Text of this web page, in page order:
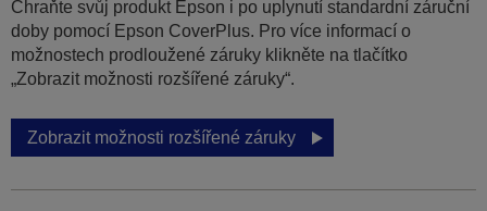
Chraňte svůj produkt Epson i po uplynutí standardní záruční
doby pomocí Epson CoverPlus. Pro více informací o
možnostech prodloužené záruky klikněte na tlačítko
„Zobrazit možnosti rozšířené záruky“.
Zobrazit možnosti rozšířené záruky